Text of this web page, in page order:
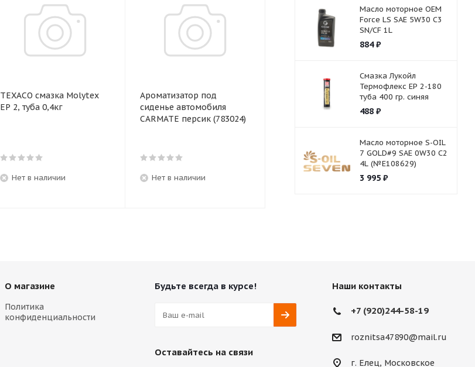
TEXACO смазка Molytex
EP 2, туба 0,4кг
Нет в наличии
Ароматизатор под
сиденье автомобиля
CARMATE персик (783024)
Нет в наличии
Батарейка GP 27V
Гидромасло
Масло моторное OEM
Force LS SAE 5W30 C3
SN/CF 1L
884₽
Смазка Лукойл
Термофлекс ЕР 2-180
туба 400 гр. синяя
488₽
Масло моторное S-OIL
7 GOLD#9 SAE 0W30 C2
4L (№E108629)
3 995₽
О магазине
Политика
конфиденциальности
Будьте всегда в курсе!
Оставайтесь на связи
Наши контакты
+7 (920)244-58-19
roznitsa47890@mail.ru
г. Елец, Московское